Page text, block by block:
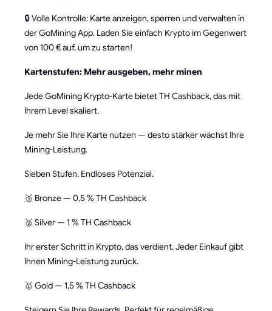
🔒 Volle Kontrolle: Karte anzeigen, sperren und verwalten in
der GoMining App. Laden Sie einfach Krypto im Gegenwert
von 100 € auf, um zu starten!
Kartenstufen: Mehr ausgeben, mehr minen
Jede GoMining Krypto-Karte bietet TH Cashback, das mit
Ihrem Level skaliert.
Je mehr Sie Ihre Karte nutzen — desto stärker wächst Ihre
Mining-Leistung.
Sieben Stufen. Endloses Potenzial.
🥉 Bronze — 0,5 % TH Cashback
🥈 Silver — 1 % TH Cashback
Ihr erster Schritt in Krypto, das verdient. Jeder Einkauf gibt
Ihnen Mining-Leistung zurück.
🥇 Gold — 1,5 % TH Cashback